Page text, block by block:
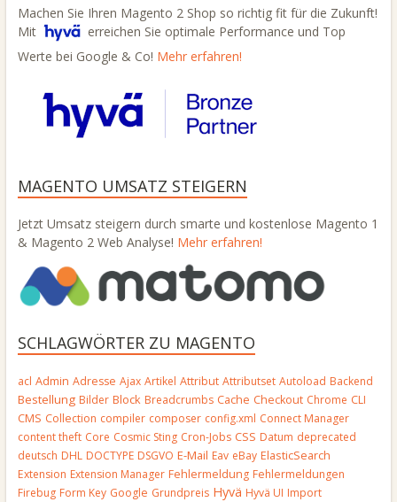
Machen Sie Ihren Magento 2 Shop so richtig fit für die Zukunft!
Mit
erreichen Sie optimale Performance und Top
Werte bei Google & Co! Mehr erfahren!
MAGENTO UMSATZ STEIGERN
Jetzt Umsatz steigern durch smarte und kostenlose Magento 1
& Magento 2 Web Analyse! Mehr erfahren!
SCHLAGWÖRTER ZU MAGENTO
acl Admin Adresse Ajax Artikel Attribut Attributset Autoload Backend
Bestellung Bilder Block Breadcrumbs Cache Checkout Chrome CLI
CMS Collection compiler composer config.xml Connect Manager
content theft Core Cosmic Sting Cron-Jobs CSS Datum deprecated
deutsch DHL DOCTYPE DSGVO E-Mail Eav eBay ElasticSearch
Extension Extension Manager Fehlermeldung Fehlermeldungen
Firebug Form Key Google Grundpreis Hyvä Hyvä UI Import